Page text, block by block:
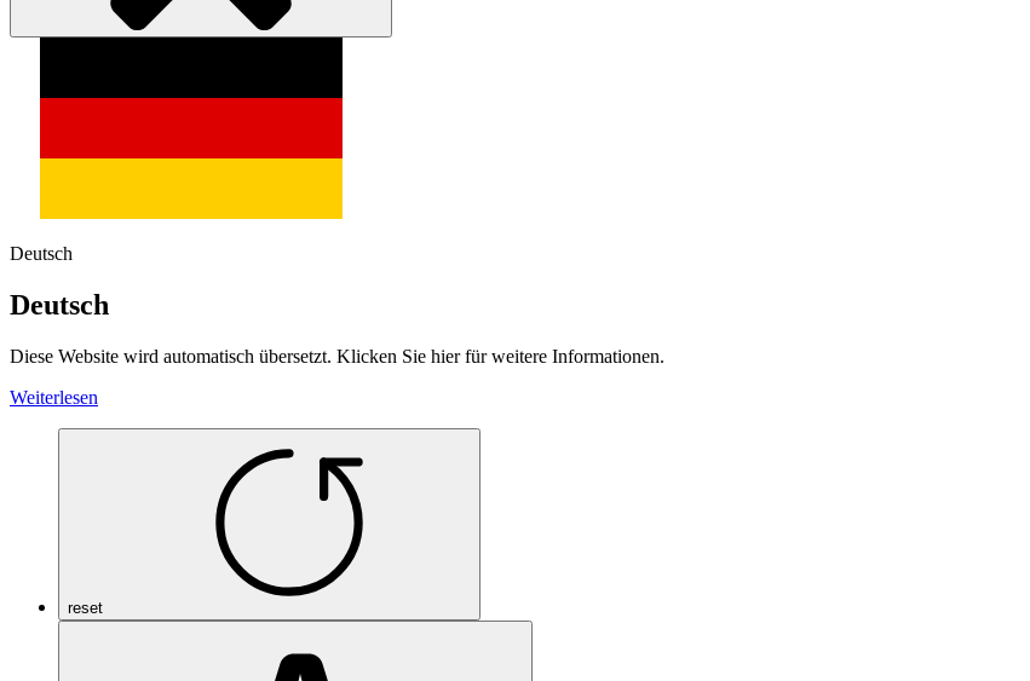
Deutsch
Deutsch
Diese Website wird automatisch übersetzt. Klicken Sie hier für weitere Informationen.
Weiterlesen
reset